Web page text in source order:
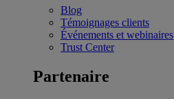
Blog
Témoignages clients
Événements et webinaires
Trust Center
Partenaire